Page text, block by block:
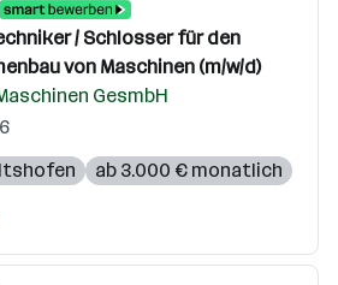
/ Schlosser für den
von Maschinen (m/w/d)
GesmbH
ab 3.000 € monatlich